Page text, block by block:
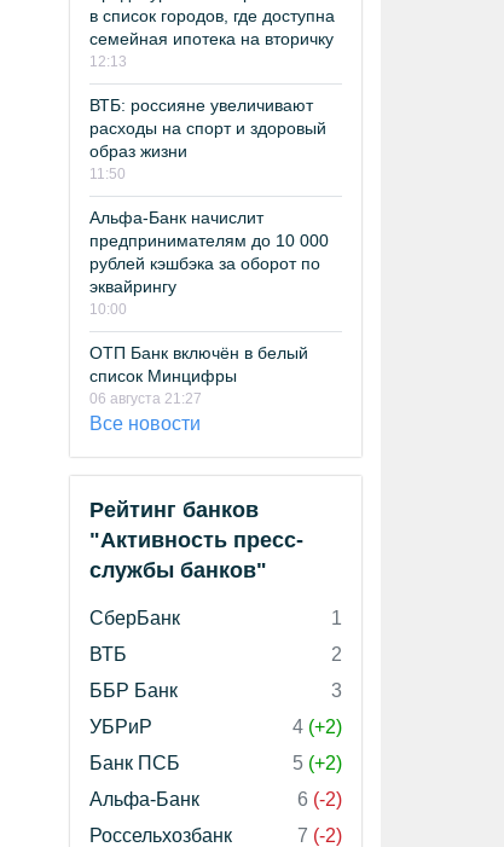
в список городов, где доступна
семейная ипотека на вторичку
12:13
ВТБ: россияне увеличивают
расходы на спорт и здоровый
образ жизни
11:50
Альфа-Банк начислит
предпринимателям до 10 000
рублей кэшбэка за оборот по
эквайрингу
10:00
ОТП Банк включён в белый
список Минцифры
06 августа 21:27
Все новости
Рейтинг банков
"Активность пресс-
службы банков"
СберБанк
1
ВТБ
2
ББР Банк
3
УБРиР
4 (+2)
Банк ПСБ
5 (+2)
Альфа-Банк
6 (-2)
Россельхозбанк
7 (-2)